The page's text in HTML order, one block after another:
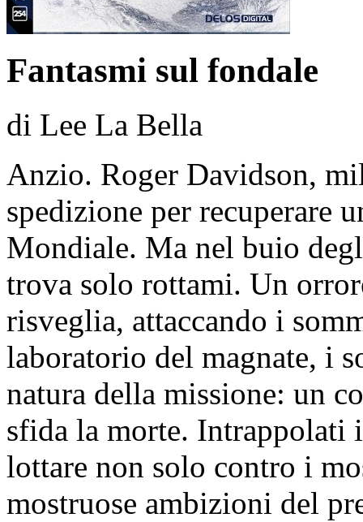
Fantasmi sul fondale
di Lee La Bella
Anzio. Roger Davidson,
spedizione per recuperare
Mondiale. Ma nel buio
trova solo rottami. Un
risveglia, attaccando i
laboratorio del magnate, i
natura della missione: un
sfida la morte. Intrappolati
lottare non solo contro i
mostruose ambizioni del